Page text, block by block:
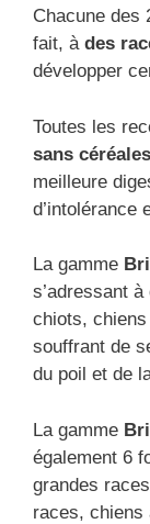
Chacune des
fait, à des
développer
Toutes les
sans
meilleure
d’intolérance
La gamme
s’adressant
chiots,
souffrant de
du poil et de
La gamme
également 6
grandes
races, chiens